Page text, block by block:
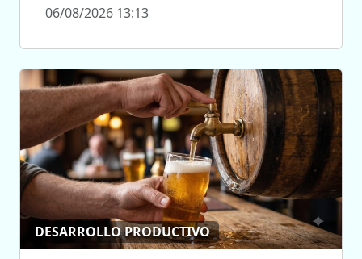
06/08/2026 13:13
DESARROLLO PRODUCTIVO